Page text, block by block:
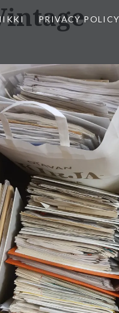
PRIVACY